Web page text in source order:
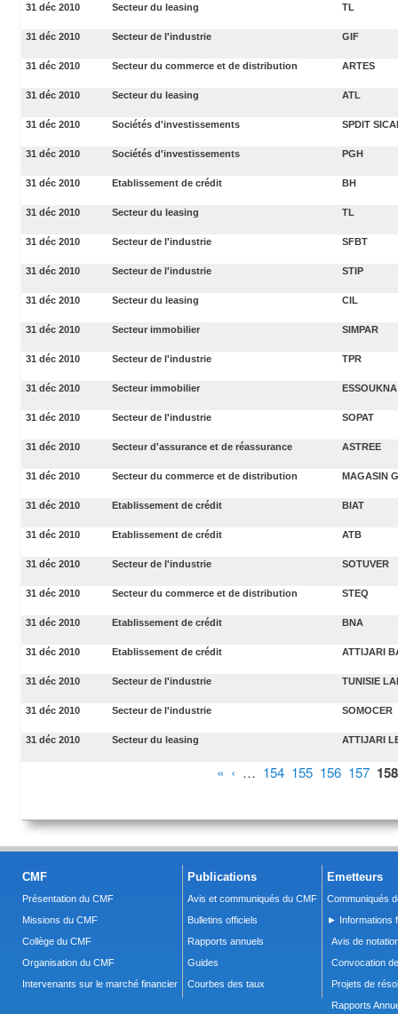
31 déc 2010 Secteur du leasing TL
31 déc 2010 Secteur de l'industrie GIF
31 déc 2010 Secteur du commerce et de distribution ARTES
31 déc 2010 Secteur du leasing ATL
31 déc 2010 Sociétés d'investissements SPDIT
31 déc 2010 Sociétés d'investissements PGH
31 déc 2010 Etablissement de crédit BH
31 déc 2010 Secteur du leasing TL
31 déc 2010 Secteur de l'industrie SFBT
31 déc 2010 Secteur de l'industrie STIP
31 déc 2010 Secteur du leasing CIL
31 déc 2010 Secteur immobilier SIMPAR
31 déc 2010 Secteur de l'industrie TPR
31 déc 2010 Secteur immobilier ESSOUKNA
31 déc 2010 Secteur de l'industrie SOPAT
31 déc 2010 Secteur d'assurance et de réassurance ASTREE
31 déc 2010 Secteur du commerce et de distribution MAGASIN
31 déc 2010 Etablissement de crédit BIAT
31 déc 2010 Etablissement de crédit ATB
31 déc 2010 Secteur de l'industrie SOTUVER
31 déc 2010 Secteur du commerce et de distribution STEQ
31 déc 2010 Etablissement de crédit BNA
31 déc 2010 Etablissement de crédit ATTIJARI
31 déc 2010 Secteur de l'industrie TUNISIE
31 déc 2010 Secteur de l'industrie SOMOCER
31 déc 2010 Secteur du leasing ATTIJARI
« ‹ … 154 155 156 157 158
CMF
Présentation du CMF
Missions du CMF
Collège du CMF
Organisation du CMF
Intervenants sur le marché financier
Publications
Avis et communiqués du CMF
Bulletins officiels
Rapports annuels
Guides
Courbes des taux
Emetteurs
Communiqués
► Informations
Avis de
Convocation
Projets de
Rapports